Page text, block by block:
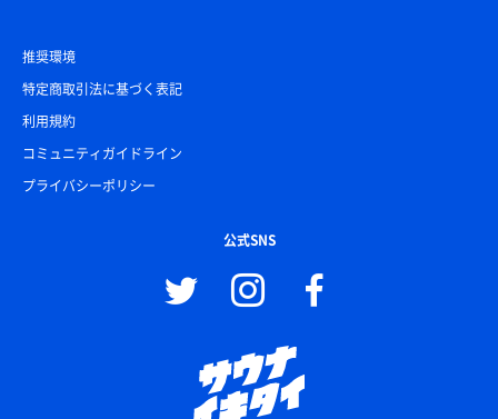
推奨環境
特定商取引法に基づく表記
利用規約
コミュニティガイドライン
プライバシーポリシー
公式SNS